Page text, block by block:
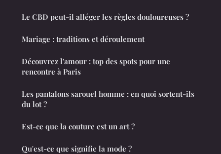
Le CBD peut-il alléger les règles douloureuses ?
Mariage : traditions et déroulement
Découvrez l'amour : top des spots pour une
rencontre à Paris
Les pantalons sarouel homme : en quoi sortent-ils
du lot ?
Est-ce que la couture est un art ?
Qu'est-ce que signifie la mode ?